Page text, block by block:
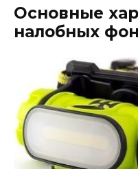
Основные
налобных